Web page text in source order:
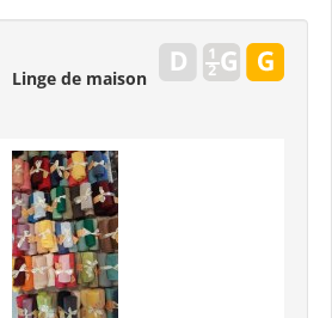
Linge de maison